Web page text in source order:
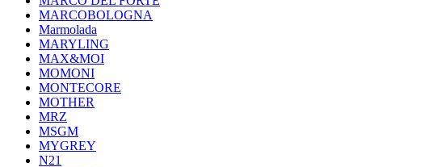
MARCOBOLOGNA
Marmolada
MARYLING
MAX&MOI
MOMONI
MONTECORE
MOTHER
MRZ
MSGM
MYGREY
N21